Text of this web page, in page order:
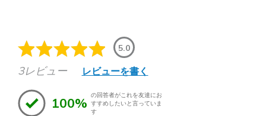
5.0
3レビュー レビューを書く
100% の回答者がこれを友達にお
すすめしたいと言っていま
す